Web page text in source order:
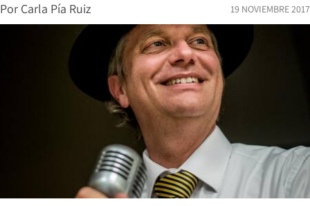
Por Carla Pía Ruiz 19 NOVIEMBRE 2017